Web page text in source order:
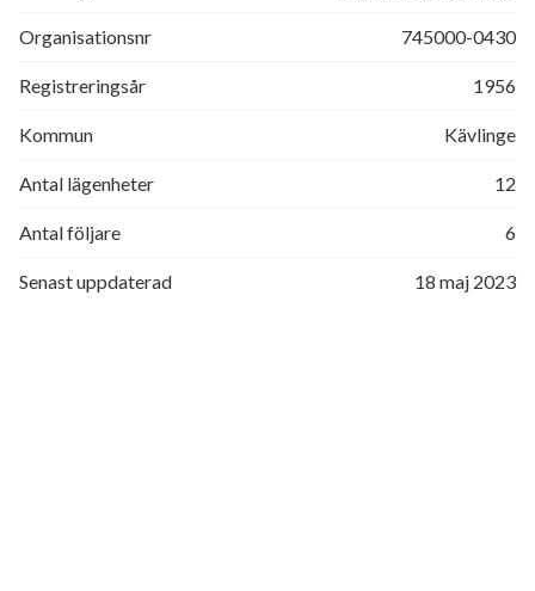
Organisationsnr 745000-0430
Registreringsår 1956
Kommun Kävlinge
Antal lägenheter 12
Antal följare 6
Senast uppdaterad 18 maj 2023